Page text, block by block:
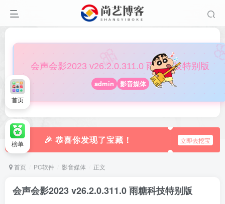
🎀
会声会影2023 v26.2.0.311.0 雨糖科技特别版
admin 影音媒体
🎉 恭喜你发现了宝藏！ 立即去挖宝
首页 PC软件 影音媒体 正文
会声会影2023 v26.2.0.311.0 雨糖科技特别版
首页
榜单